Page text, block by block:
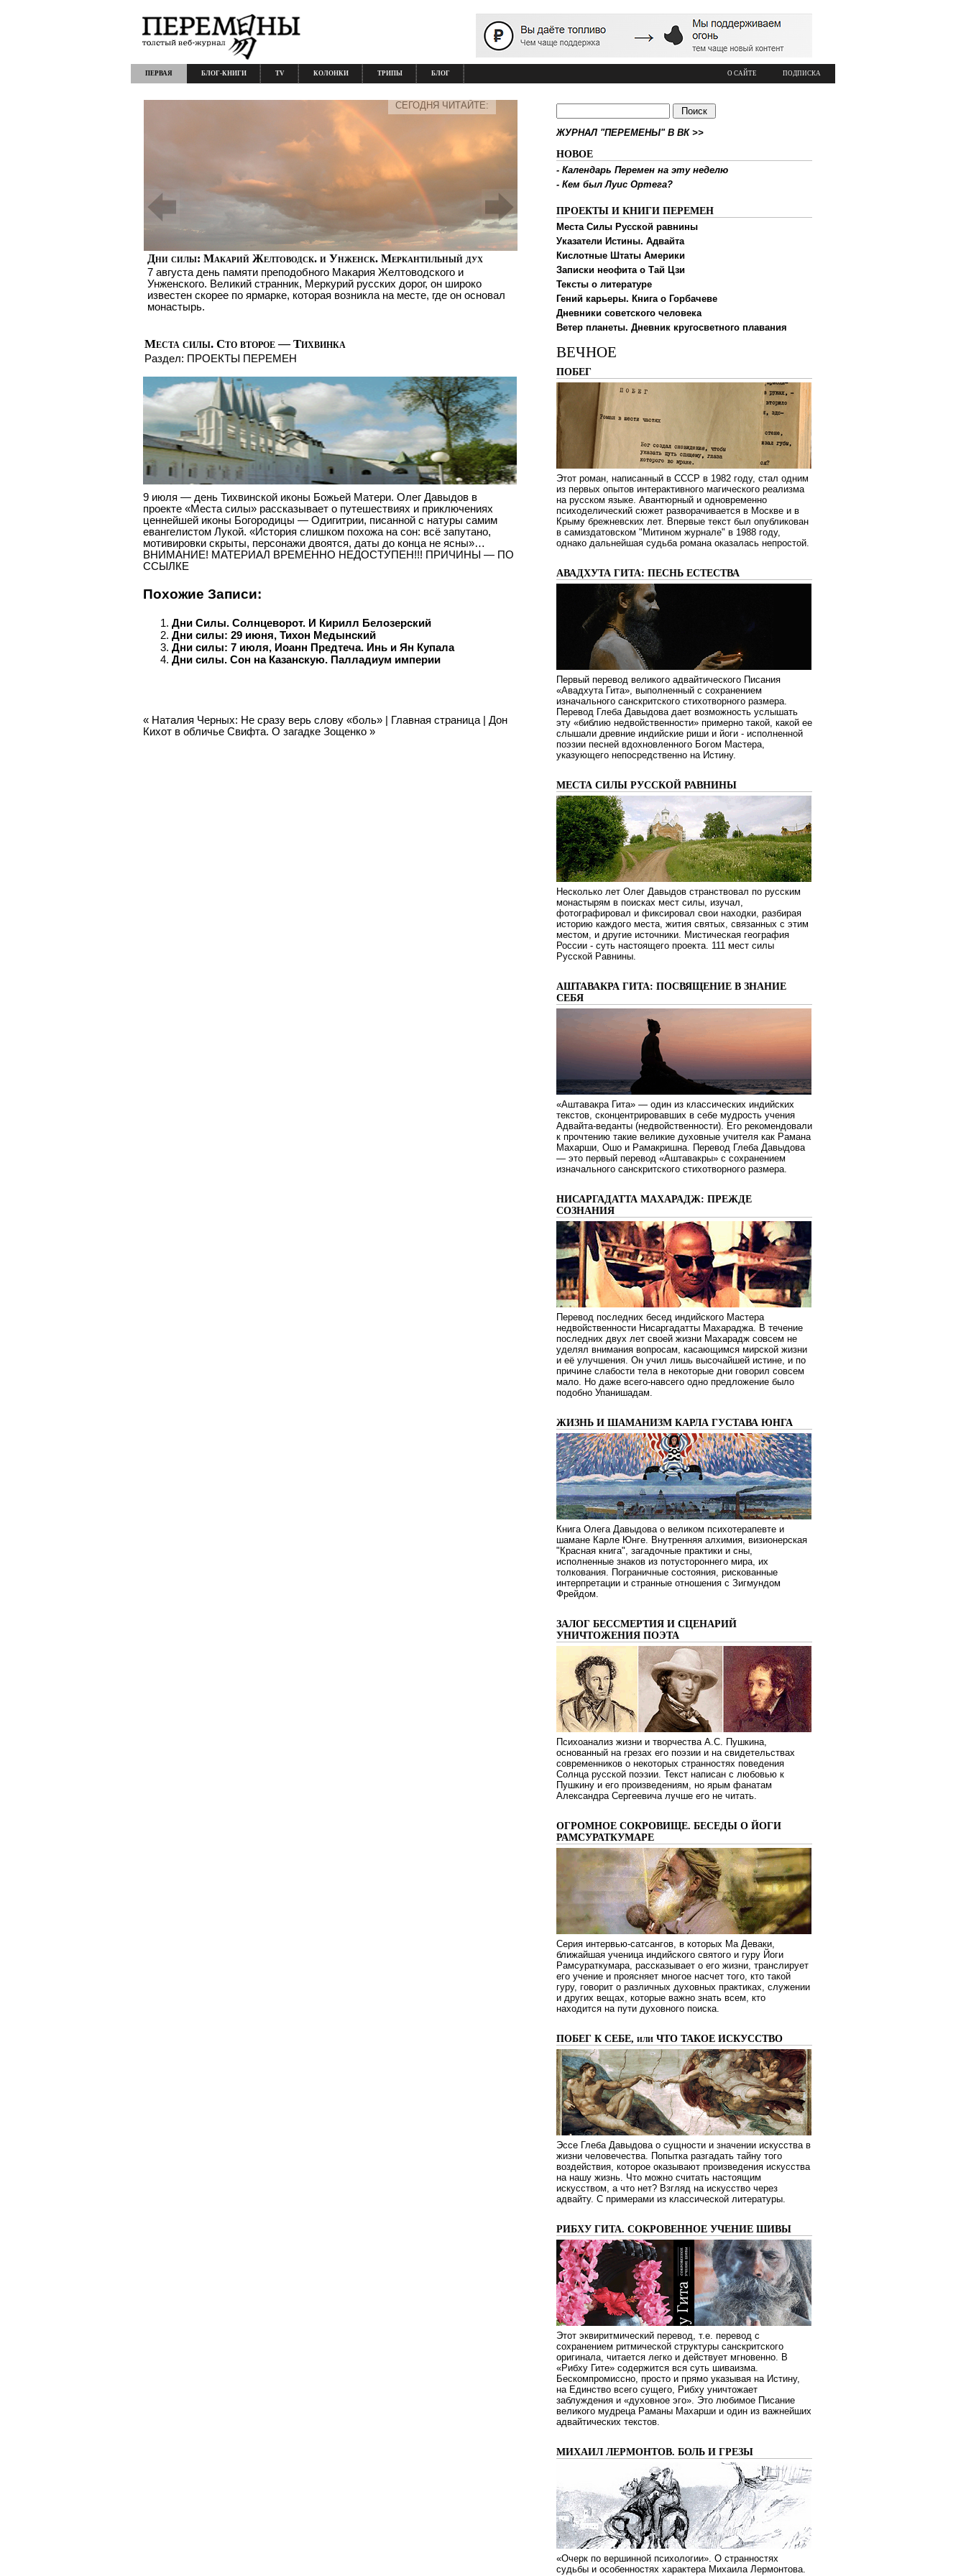
О САЙТЕ ПОДПИСКА
ПЕРВАЯ БЛОГ-КНИГИ TV КОЛОНКИ ТРИПЫ БЛОГ
Дни силы: Макарий Желтоводск. и Унженск. Меркантильный дух
7 августа день памяти преподобного Макария Желтоводского и
Унженского. Великий странник, Меркурий русских дорог, он широко
известен скорее по ярмарке, которая возникла на месте, где он основал
монастырь.
СЕГОДНЯ ЧИТАЙТЕ:
Места силы. Сто второе — Тихвинка
Раздел: ПРОЕКТЫ ПЕРЕМЕН
9 июля — день Тихвинской иконы Божьей Матери. Олег Давыдов в
проекте «Места силы» рассказывает о путешествиях и приключениях
ценнейшей иконы Богородицы — Одигитрии, писанной с натуры самим
евангелистом Лукой. «История слишком похожа на сон: всё запутано,
мотивировки скрыты, персонажи двоятся, даты до конца не ясны»…
ВНИМАНИЕ! МАТЕРИАЛ ВРЕМЕННО НЕДОСТУПЕН!!! ПРИЧИНЫ — ПО
ССЫЛКЕ
Похожие Записи:
Дни Силы. Солнцеворот. И Кирилл Белозерский
Дни силы: 29 июня, Тихон Медынский
Дни силы: 7 июля, Иоанн Предтеча. Инь и Ян Купала
Дни силы. Сон на Казанскую. Палладиум империи
« Наталия Черных: Не сразу верь слову «боль» | Главная страница | Дон
Кихот в обличье Свифта. О загадке Зощенко »
ЖУРНАЛ "ПЕРЕМЕНЫ" В ВК >>
НОВОЕ
- Календарь Перемен на эту неделю
- Кем был Луис Ортега?
ПРОЕКТЫ И КНИГИ ПЕРЕМЕН
Места Силы Русской равнины
Указатели Истины. Адвайта
Кислотные Штаты Америки
Записки неофита о Тай Цзи
Тексты о литературе
Гений карьеры. Книга о Горбачеве
Дневники советского человека
Ветер планеты. Дневник кругосветного плавания
ВЕЧНОЕ
ПОБЕГ
Этот роман, написанный в СССР в 1982 году, стал одним
из первых опытов интерактивного магического реализма
на русском языке. Авантюрный и одновременно
психоделический сюжет разворачивается в Москве и в
Крыму брежневских лет. Впервые текст был опубликован
в самиздатовском "Митином журнале" в 1988 году,
однако дальнейшая судьба романа оказалась непростой.
АВАДХУТА ГИТА: ПЕСНЬ ЕСТЕСТВА
Первый перевод великого адвайтического Писания
«Авадхута Гита», выполненный с сохранением
изначального санскритского стихотворного размера.
Перевод Глеба Давыдова дает возможность услышать
эту «библию недвойственности» примерно такой, какой ее
слышали древние индийские риши и йоги - исполненной
поэзии песней вдохновленного Богом Мастера,
указующего непосредственно на Истину.
МЕСТА СИЛЫ РУССКОЙ РАВНИНЫ
Несколько лет Олег Давыдов странствовал по русским
монастырям в поисках мест силы, изучал,
фотографировал и фиксировал свои находки, разбирая
историю каждого места, жития святых, связанных с этим
местом, и другие источники. Мистическая география
России - суть настоящего проекта. 111 мест силы
Русской Равнины.
АШТАВАКРА ГИТА: ПОСВЯЩЕНИЕ В ЗНАНИЕ
СЕБЯ
«Аштавакра Гита» — один из классических индийских
текстов, сконцентрировавших в себе мудрость учения
Адвайта-веданты (недвойственности). Его рекомендовали
к прочтению такие великие духовные учителя как Рамана
Махарши, Ошо и Рамакришна. Перевод Глеба Давыдова
— это первый перевод «Аштавакры» с сохранением
изначального санскритского стихотворного размера.
НИСАРГАДАТТА МАХАРАДЖ: ПРЕЖДЕ
СОЗНАНИЯ
Перевод последних бесед индийского Мастера
недвойственности Нисаргадатты Махараджа. В течение
последних двух лет своей жизни Махарадж совсем не
уделял внимания вопросам, касающимся мирской жизни
и её улучшения. Он учил лишь высочайшей истине, и по
причине слабости тела в некоторые дни говорил совсем
мало. Но даже всего-навсего одно предложение было
подобно Упанишадам.
ЖИЗНЬ И ШАМАНИЗМ КАРЛА ГУСТАВА ЮНГА
Книга Олега Давыдова о великом психотерапевте и
шамане Карле Юнге. Внутренняя алхимия, визионерская
"Красная книга", загадочные практики и сны,
исполненные знаков из потустороннего мира, их
толкования. Пограничные состояния, рискованные
интерпретации и странные отношения с Зигмундом
Фрейдом.
ЗАЛОГ БЕССМЕРТИЯ И СЦЕНАРИЙ
УНИЧТОЖЕНИЯ ПОЭТА
Психоанализ жизни и творчества А.С. Пушкина,
основанный на грезах его поэзии и на свидетельствах
современников о некоторых странностях поведения
Солнца русской поэзии. Текст написан с любовью к
Пушкину и его произведениям, но ярым фанатам
Александра Сергеевича лучше его не читать.
ОГРОМНОЕ СОКРОВИЩЕ. БЕСЕДЫ О ЙОГИ
РАМСУРАТКУМАРЕ
Серия интервью-сатсангов, в которых Ма Деваки,
ближайшая ученица индийского святого и гуру Йоги
Рамсураткумара, рассказывает о его жизни, транслирует
его учение и проясняет многое насчет того, кто такой
гуру, говорит о различных духовных практиках, служении
и других вещах, которые важно знать всем, кто
находится на пути духовного поиска.
ПОБЕГ К СЕБЕ, или ЧТО ТАКОЕ ИСКУССТВО
Эссе Глеба Давыдова о сущности и значении искусства в
жизни человечества. Попытка разгадать тайну того
воздействия, которое оказывают произведения искусства
на нашу жизнь. Что можно считать настоящим
искусством, а что нет? Взгляд на искусство через
адвайту. С примерами из классической литературы.
РИБХУ ГИТА. СОКРОВЕННОЕ УЧЕНИЕ ШИВЫ
Этот эквиритмический перевод, т.е. перевод с
сохранением ритмической структуры санскритского
оригинала, читается легко и действует мгновенно. В
«Рибху Гите» содержится вся суть шиваизма.
Бескомпромиссно, просто и прямо указывая на Истину,
на Единство всего сущего, Рибху уничтожает
заблуждения и «духовное эго». Это любимое Писание
великого мудреца Раманы Махарши и один из важнейших
адвайтических текстов.
МИХАИЛ ЛЕРМОНТОВ. БОЛЬ И ГРЕЗЫ
«Очерк по вершинной психологии». О странностях
судьбы и особенностях характера Михаила Лермонтова.